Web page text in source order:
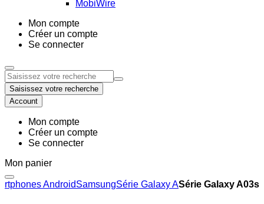
MobiWire
Mon compte
Créer un compte
Se connecter
Saisissez votre recherche
Account
Mon compte
Créer un compte
Se connecter
Mon panier
AndroidSamsungSérie Galaxy ASérie Galaxy A03s